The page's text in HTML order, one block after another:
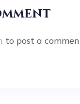
to post a